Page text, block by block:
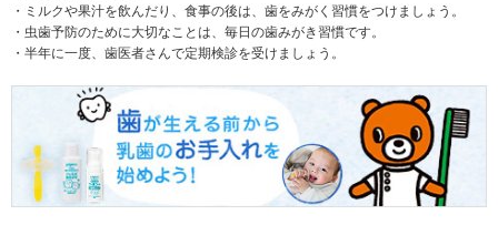
・ミルクや果汁を飲んだり、食事の後は、歯をみがく習慣をつけましょう。
・虫歯予防のために大切なことは、毎日の歯みがき習慣です。
・半年に一度、歯医者さんで定期検診を受けましょう。